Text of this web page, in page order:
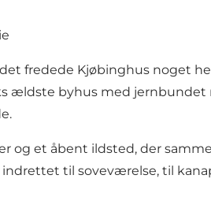
fredede Kjøbinghus noget
ældste byhus med
og et åbent ildsted, der
til soveværelse, til